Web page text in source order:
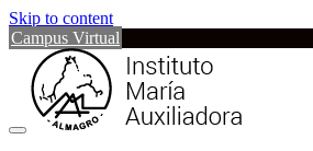
Skip to content
Campus Virtual